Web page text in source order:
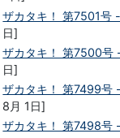
ザカタキ！ 第7501号
日]
ザカタキ！ 第7500号
日]
ザカタキ！ 第7499号
8月 1日]
ザカタキ！ 第7498号